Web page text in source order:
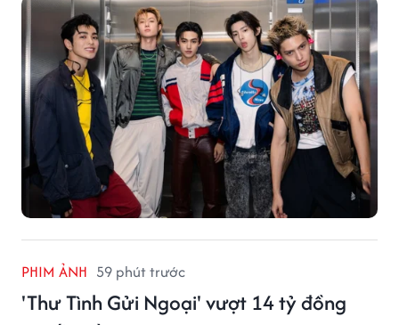
PHIM ẢNH 59 phút trước
'Thư Tình Gửi Ngoại' vượt 14 tỷ đồng